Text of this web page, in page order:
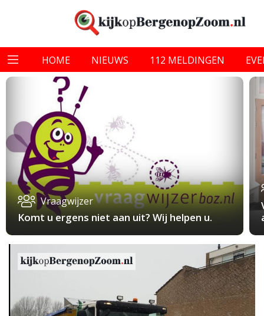
HOME NIEUWS 112 MELDINGEN
Vraagwijzer
Komt u ergens niet aan uit? Wij helpen u.